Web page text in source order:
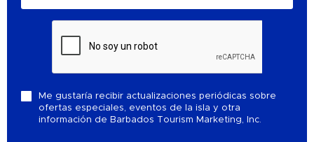
Me gustaría recibir actualizaciones periódicas sobre
ofertas especiales, eventos de la isla y otra
información de Barbados Tourism Marketing, Inc.